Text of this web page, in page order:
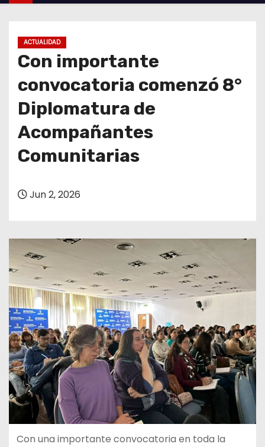
o
ACTUALIDAD
Con importante
convocatoria comenzó 8°
Diplomatura de
Acompañantes
Comunitarias
Jun 2, 2026
Con una importante convocatoria en toda la